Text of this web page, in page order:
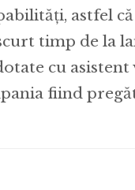
astfel
timp de la
cu
fiind